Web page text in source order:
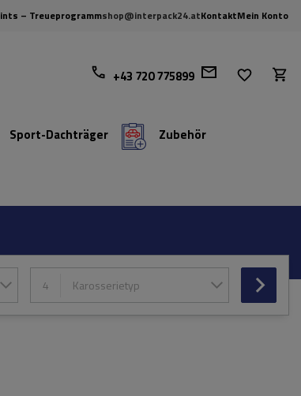
– Treueprogrammshop@interpack24.atKontaktMein Konto
+43 720 775899
Sport-Dachträger Zubehör
4 Karosserietyp